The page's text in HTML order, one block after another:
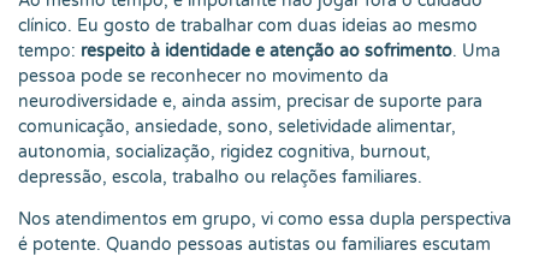
clínico. Eu gosto de trabalhar com duas ideias ao mesmo
tempo: respeito à identidade e atenção ao sofrimento. Uma
pessoa pode se reconhecer no movimento da
neurodiversidade e, ainda assim, precisar de suporte para
comunicação, ansiedade, sono, seletividade alimentar,
autonomia, socialização, rigidez cognitiva, burnout,
depressão, escola, trabalho ou relações familiares.
Nos atendimentos em grupo, vi como essa dupla perspectiva
é potente. Quando pessoas autistas ou familiares escutam